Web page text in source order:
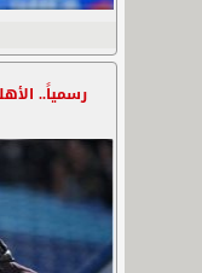
رسمياً..